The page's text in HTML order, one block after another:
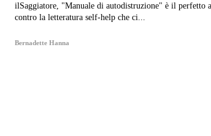
ilSaggiatore, "Manuale di autodistruzione" è il perfetto
contro la letteratura self-help che ci...
Bernadette Hanna